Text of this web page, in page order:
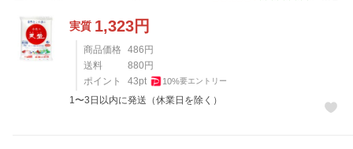
実質 1,323円
商品価格 486 円
送料
880 円
ポイント
43pt 10%要エントリー
1〜3日以内に発送（休業日を除く）